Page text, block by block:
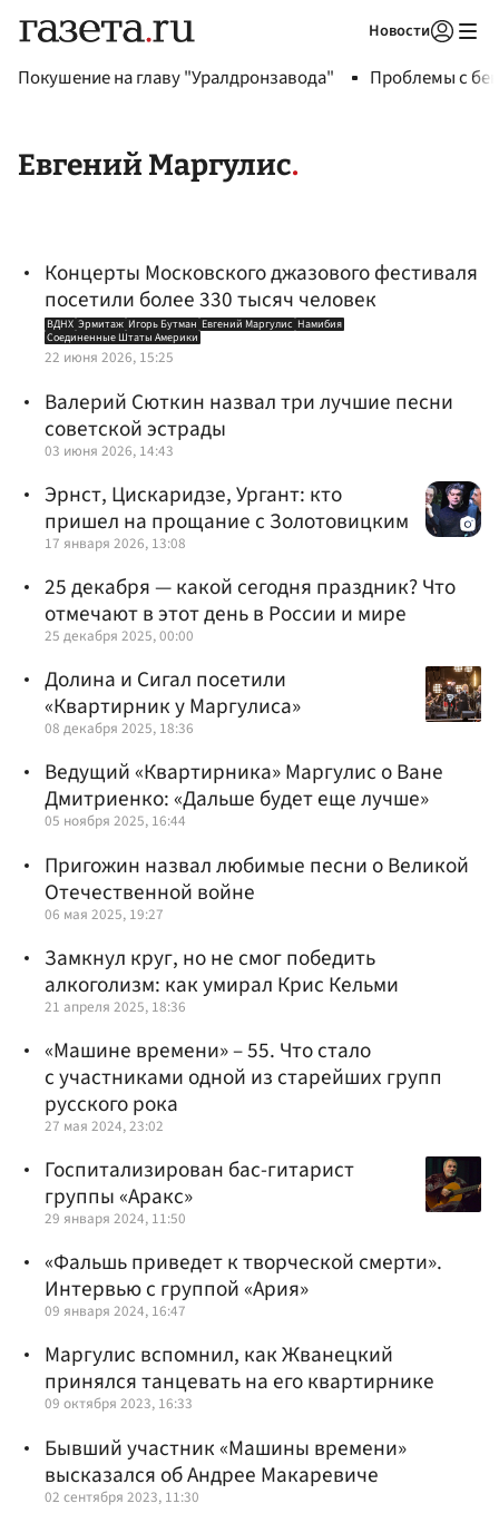
Новости
Покушение на главу "Уралдронзавода" Проблемы с
Евгений Маргулис
Концерты Московского джазового фестиваля
посетили более 330 тысяч человек
ВДНХ Эрмитаж Игорь Бутман Евгений Маргулис Намибия
Соединенные Штаты Америки
22 июня 2026, 15:25
Валерий Сюткин назвал три лучшие песни
советской эстрады
03 июня 2026, 14:43
Эрнст, Цискаридзе, Ургант: кто
пришел на прощание с Золотовицким
17 января 2026, 13:08
25 декабря — какой сегодня праздник? Что
отмечают в этот день в России и мире
25 декабря 2025, 00:00
Долина и Сигал посетили
«Квартирник у Маргулиса»
08 декабря 2025, 18:36
Ведущий «Квартирника» Маргулис о Ване
Дмитриенко: «Дальше будет еще лучше»
05 ноября 2025, 16:44
Пригожин назвал любимые песни о Великой
Отечественной войне
06 мая 2025, 19:27
Замкнул круг, но не смог победить
алкоголизм: как умирал Крис Кельми
21 апреля 2025, 18:36
«Машине времени» – 55. Что стало
с участниками одной из старейших групп
русского рока
27 мая 2024, 23:02
Госпитализирован бас-гитарист
группы «Аракс»
29 января 2024, 11:50
«Фальшь приведет к творческой смерти».
Интервью с группой «Ария»
09 января 2024, 16:47
Маргулис вспомнил, как Жванецкий
принялся танцевать на его квартирнике
09 октября 2023, 16:33
Бывший участник «Машины времени»
высказался об Андрее Макаревиче
02 сентября 2023, 11:30